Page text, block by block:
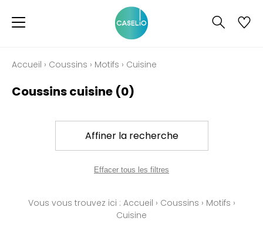
Accueil › Coussins › Motifs › Cuisine
Coussins cuisine (0)
Affiner la recherche
Effacer tous les filtres
Vous vous trouvez ici : Accueil › Coussins › Motifs ›
Cuisine